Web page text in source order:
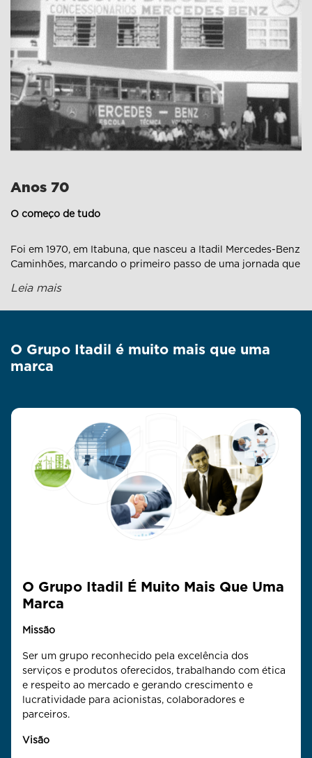
Anos 70
O começo de tudo
Foi em 1970, em Itabuna, que nasceu a Itadil Mercedes-Benz
Caminhões, marcando o primeiro passo de uma jornada que
estrela também brilhou em Teixeira de Freitas, com a
Leia mais
O Grupo Itadil é muito mais que uma
marca
O Grupo Itadil É Muito Mais Que Uma
Marca
Missão
Ser um grupo reconhecido pela excelência dos
serviços e produtos oferecidos, trabalhando com ética
e respeito ao mercado e gerando crescimento e
lucratividade para acionistas, colaboradores e
parceiros.
Visão